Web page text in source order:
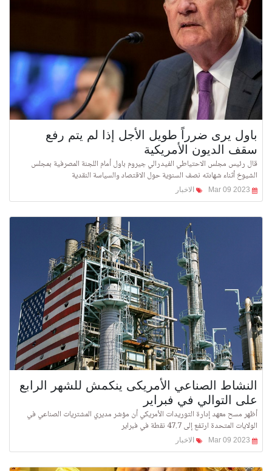
باول يرى ضرراً طويل الأجل إذا لم يتم رفع
سقف الديون الأمريكية
قال رئيس مجلس الاحتياطي الفيدرالي جيروم باول أمام اللجنة المصرفية بمجلس
الشيوخ أثناء شهادته نصف السنوية حول الاقتصاد والسياسة النقدية
الاخبار
النشاط الصناعي الأمريكى ينكمش للشهر الرابع
على التوالي في فبراير
أظهر مسح معهد إدارة التوريدات الأمريكي أن مؤشر مديري المشتريات الصناعي في
الولايات المتحدة ارتفع إلى 47.7 نقطة في فبراير
الاخبار